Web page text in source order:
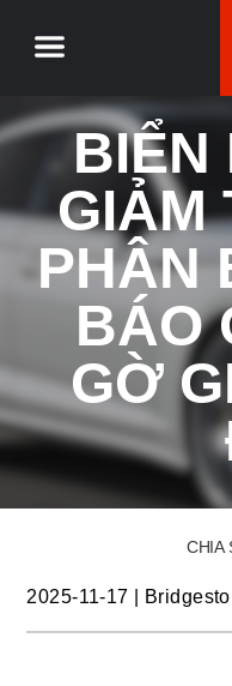
BIỂN
GIẢM
PHÂN
BÁO
GỜ
CHIA
2025-11-17